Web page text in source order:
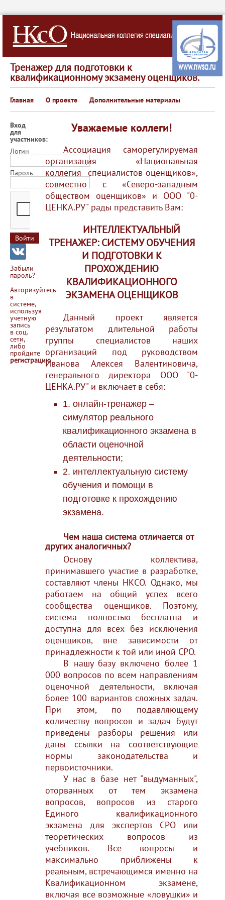
Тренажер для подготовки к
квалификационному экзамену оценщиков.
Главная О проекте Дополнительные материалы
Вход
для
участников:
Логин
Пароль
Войти
Забыли
пароль?
Авторизуйтесь
в
системе,
используя
учетную
запись
в соц.
сети,
либо
пройдите
регистрацию
Уважаемые коллеги!
Ассоциация саморегулируемая
организация «Национальная
коллегия специалистов-оценщиков»,
совместно с «Северо-западным
обществом оценщиков» и ООО "0-
ЦЕНКА.РУ" рады представить Вам:
ИНТЕЛЛЕКТУАЛЬНЫЙ
ТРЕНАЖЕР: СИСТЕМУ ОБУЧЕНИЯ
И ПОДГОТОВКИ К
ПРОХОЖДЕНИЮ
КВАЛИФИКАЦИОННОГО
ЭКЗАМЕНА ОЦЕНЩИКОВ
Данный проект является
результатом длительной работы
группы специалистов наших
организаций под руководством
Иванова Алексея Валентиновича,
генерального директора ООО "0-
ЦЕНКА.РУ" и включает в себя:
1. онлайн-тренажер –
симулятор реального
квалификационного экзамена в
области оценочной
деятельности;
2. интеллектуальную систему
обучения и помощи в
подготовке к прохождению
экзамена.
Чем наша система отличается от
других аналогичных?
Основу коллектива,
принимавшего участие в разработке,
составляют члены НКСО. Однако, мы
работаем на общий успех всего
сообщества оценщиков. Поэтому,
система полностью бесплатна и
доступна для всех без исключения
оценщиков, вне зависимости от
принадлежности к той или иной СРО.
В нашу базу включено более 1
000 вопросов по всем направлениям
оценочной деятельности, включая
более 100 вариантов сложных задач.
При этом, по подавляющему
количеству вопросов и задач будут
приведены разборы решения или
даны ссылки на соответствующие
нормы законодательства и
первоисточники.
У нас в базе нет "выдуманных",
оторванных от тем экзамена
вопросов, вопросов из старого
Единого квалификационного
экзамена для экспертов СРО или
теоретических вопросов из
учебников. Все вопросы и
максимально приближены к
реальным, встречающимся именно на
Квалификационном экзамене,
включая все возможные «ловушки» и